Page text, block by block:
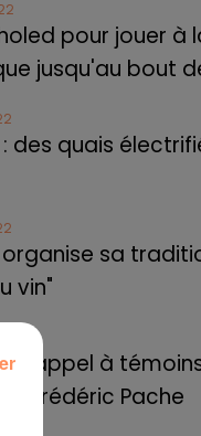
pour jouer à
jusqu'au bout
des quais
sa
vin"
: appel à
Frédéric Pache